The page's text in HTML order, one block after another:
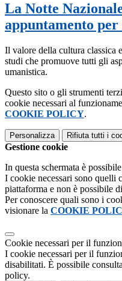
La Notte
appuntamento
Il valore della cultura classica
studi che promuove tutti gli
umanistica.
Questo sito o gli strumenti
cookie necessari al
COOKIE POLICY.
Personalizza Rifiuta tutti i
Gestione cookie
In questa schermata è
I cookie necessari sono quelli
piattaforma e non è possibile
Per conoscere quali sono i
visionare la COOKIE
Cookie necessari per il
I cookie necessari per il
disabilitati. È possibile
policy.